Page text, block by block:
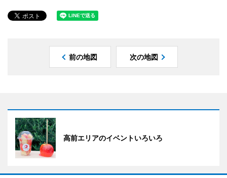
前の地図 次の地図
高前エリアのイベントいろいろ